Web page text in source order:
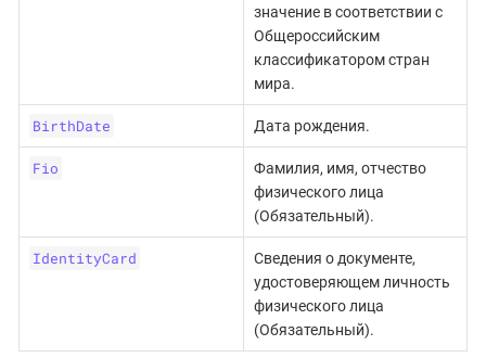
значение в соответствии с
Общероссийским
классификатором стран
мира.
BirthDate Дата рождения.
Fio
Фамилия, имя, отчество
физического лица
(Обязательный).
IdentityCard
Сведения о документе,
удостоверяющем личность
физического лица
(Обязательный).